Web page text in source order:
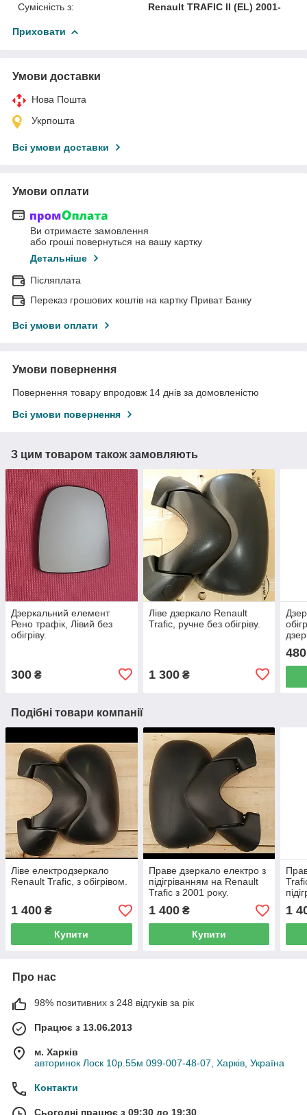
Сумісність з:
Renault TRAFIC II (EL) 2001-
Приховати
Умови доставки
Нова Пошта
Укрпошта
Всі умови доставки
Умови оплати
Ви отримаєте замовлення
або гроші повернуться на вашу картку
Детальніше
Післяплата
Переказ грошових коштів на картку Приват Банку
Всі умови оплати
Умови повернення
Повернення товару впродовж 14 днів за домовленістю
Всі умови повернення
З цим товаром також замовляють
Дзеркальний елемент
Рено трафік, Лівий без
обігріву.
300 ₴
Ліве дзеркало Renault
Trafic, ручне без обігріву.
1 300₴
480
Подібні товари компанії
Ліве електродзеркало
Renault Trafic, з обігрівом.
1 400 ₴
Купити
Праве дзеркало електро з
підігріванням на Renault
Trafic з 2001 року.
1 400₴
Купити
1
Про нас
98% позитивних з 248 відгуків за рік
Працює з 13.06.2013
м. Харків
авторинок Лоск 10р.55м 099-007-48-07, Харків, Україна
Контакти
Сьогодні працює з 09:30 до 19:30